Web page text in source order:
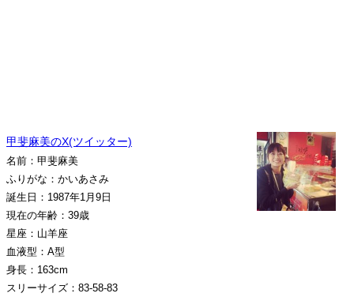
甲斐麻美のX(ツイッター)
名前：甲斐麻美
ふりがな：かいあさみ
誕生日：1987年1月9日
現在の年齢：39歳
星座：山羊座
血液型：A型
身長：163cm
スリーサイズ：83-58-83